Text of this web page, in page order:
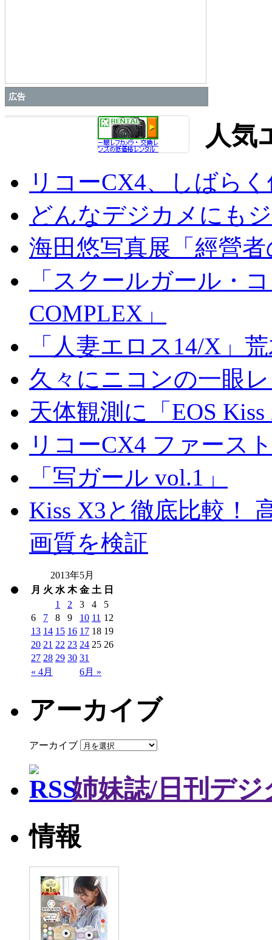
広告
人気
リコーCX4、しばら
どんなデジカメにも
海田悠写真展「經營
「スクールガール・
COMPLEX」
「人妻エロス14/X」
久々にニコンの一眼
天体観測に「EOS
リコーCX4 ファース
「写ガール vol.1」
Kiss X3と徹底比較！
画質を検証
2013年5月
月 火 水 木 金 土 日
« 4月 6月 »
1 2 3 4
5
6
7 8 9 10 11 12
13 14 15 16 17 18 19
20 21 22 23 24 25 26
27 28 29 30 31
アーカイブ
アーカイブ
姉妹誌/日刊デジ
情報